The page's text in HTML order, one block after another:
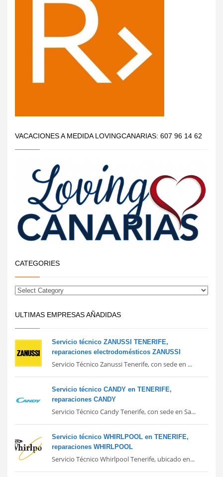
VACACIONES A MEDIDA LOVINGCANARIAS: 607 96 14 62
CATEGORIES
ULTIMAS EMPRESAS AÑADIDAS
Servicio técnico ZANUSSI TENERIFE,
reparaciones electrodomésticos ZANUSSI
Servicio Técnico Zanussi Tenerife, con sede en ...
Servicio técnico CANDY en TENERIFE,
reparaciones CANDY
Servicio Técnico Candy Tenerife, con sede en Sa...
Servicio técnico WHIRLPOOL en TENERIFE,
reparaciones WHIRLPOOL
Servicio Técnico Whirlpool Tenerife, ubicado en...